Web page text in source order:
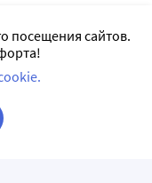
посещения сайтов.